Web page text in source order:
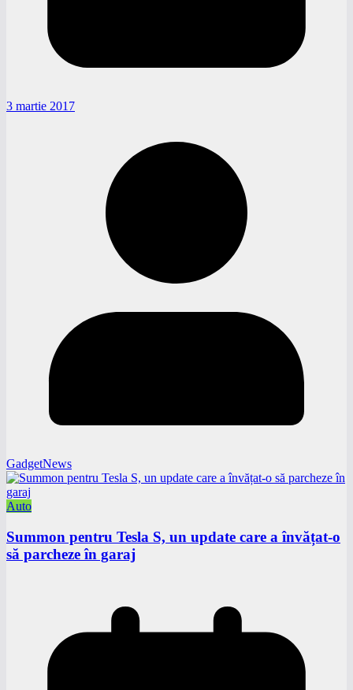
3 martie 2017
GadgetNews
Auto
Summon pentru Tesla S, un update care a învățat-o
să parcheze în garaj